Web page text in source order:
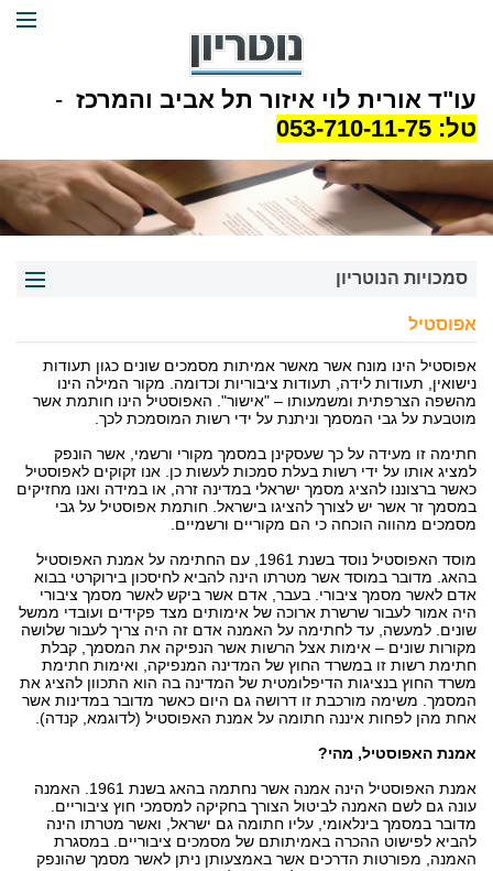
עו"ד אורית לוי איזור תל אביב והמרכז -
טל: 053-710-11-75
סמכויות הנוטריון
סמכויות נוטריון
צוואה נוטריונית
הסכם ממון בפני נוטריון
אישור נוטריוני
אופן ביצוע הפעולה הנוטריונית
נוטריון - אתיקה
רישיון נוטריון
משרד נוטריון - שירותים
ביטול ייפוי כוח נוטריוני
אפוסטיל
אפוסטיל הינו מונח אשר מאשר אמיתות מסמכים שונים כגון תעודות
נישואין, תעודות לידה, תעודות ציבוריות וכדומה. מקור המילה הינו
מהשפה הצרפתית ומשמעותו – "אישור". האפוסטיל הינו חותמת אשר
מוטבעת על גבי המסמך וניתנת על ידי רשות המוסמכת לכך.
חתימה זו מעידה על כך שעסקינן במסמך מקורי ורשמי, אשר הונפק
למציג אותו על ידי רשות בעלת סמכות לעשות כן. אנו זקוקים לאפוסטיל
כאשר ברצוננו להציג מסמך ישראלי במדינה זרה, או במידה ואנו מחזיקים
במסמך זר אשר יש לצורך להציגו בישראל. חותמת אפוסטיל על גבי
מסמכים מהווה הוכחה כי הם מקוריים ורשמיים.
מוסד האפוסטיל נוסד בשנת 1961, עם החתימה על אמנת האפוסטיל
בהאג. מדובר במוסד אשר מטרתו הינה להביא לחיסכון בירוקרטי בבוא
אדם לאשר מסמך ציבורי. בעבר, אדם אשר ביקש לאשר מסמך ציבורי
היה אמור לעבור שרשרת ארוכה של אימותים מצד פקידים ועובדי ממשל
שונים. למעשה, עד לחתימה על האמנה אדם זה היה צריך לעבור שלושה
מקורות שונים – אימות אצל הרשות אשר הנפיקה את המסמך, קבלת
חתימת רשות זו במשרד החוץ של המדינה המנפיקה, ואימות חתימת
משרד החוץ בנציגות הדיפלומטית של המדינה בה הוא התכוון להציג את
המסמך. משימה מורכבת זו דרושה גם היום כאשר מדובר במדינות אשר
אחת מהן לפחות איננה חתומה על אמנת האפוסטיל (לדוגמא, קנדה).
אמנת האפוסטיל, מהי?
אמנת האפוסטיל הינה אמנה אשר נחתמה בהאג בשנת 1961. האמנה
עונה גם לשם האמנה לביטול הצורך בחקיקה למסמכי חוץ ציבוריים.
מדובר במסמך בינלאומי, עליו חתומה גם ישראל, ואשר מטרתו הינה
להביא לפישוט ההכרה באמיתותם של מסמכים ציבוריים. במסגרת
האמנה, מפורטות הדרכים אשר באמצעותן ניתן לאשר מסמך שהונפק